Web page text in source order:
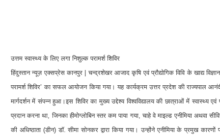
उत्तम स्वास्थ्य के लिए लगा निशुल्क परामर्श शिविर
हिंदुस्तान न्यूज़ एक्सप्रेस कानपुर | चन्द्रशेखर आजाद कृषि एवं प्रौद्योगिक विवि के खाद्य विज्ञान
परामर्श शिविर’ का सफल आयोजन किया गया। यह कार्यक्रम उत्तर प्रदेश की राज्यपाल
मार्गदर्शन में संपन्न हुआ।इस शिविर का मुख्य उद्देश्य विश्वविद्यालय की छात्राओं में स्वास्थ्य
प्रदान करना था, जिनका हीमोग्लोबिन स्तर कम पाया गया, चाहे वे माइल्ड एनीमिया अथवा
की अधिष्ठाता (डीन) डॉ. सीमा सोनकर द्वारा किया गया। उन्होंने एनीमिया के प्रमुख